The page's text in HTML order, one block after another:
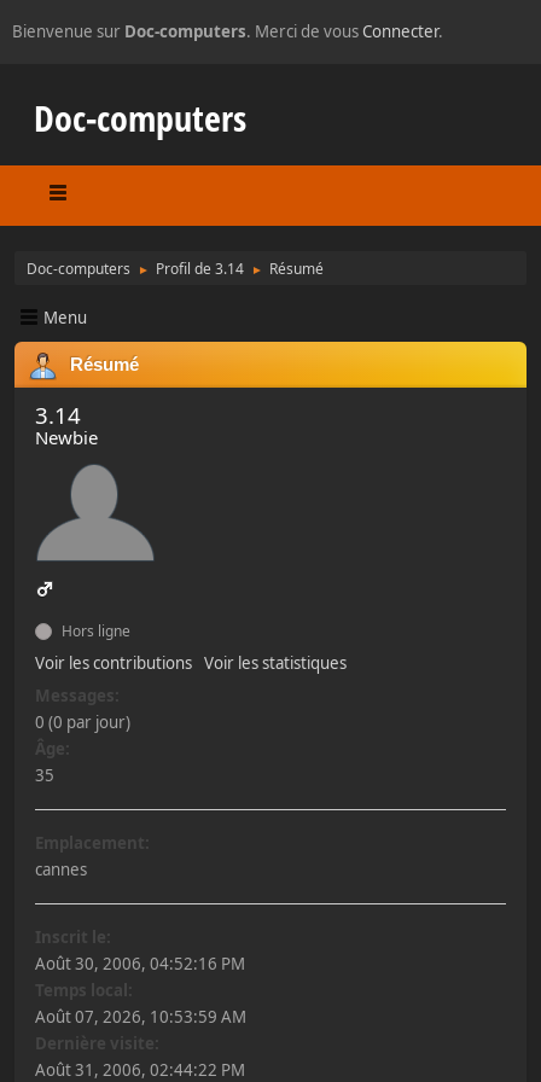
Bienvenue sur Doc-computers. Merci de vousConnecter.
Doc-computers
Doc-computers ► Profil de 3.14 ► Résumé
Menu
Résumé
3.14
Newbie
Hors ligne
Voir les contributions Voir les statistiques
Messages:
0 (0 par jour)
Âge:
35
Emplacement:
cannes
Inscrit le:
Août 30, 2006, 04:52:16 PM
Temps local:
Août 07, 2026, 10:53:59 AM
Dernière visite:
Août 31, 2006, 02:44:22 PM